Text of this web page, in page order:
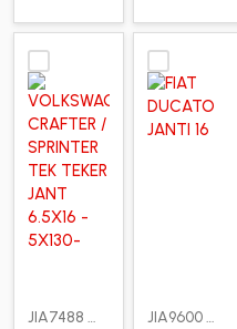
1800 KG
AMORTİSÖR
1800 KG
AMORTİSÖR
JIA7488 JIA9600